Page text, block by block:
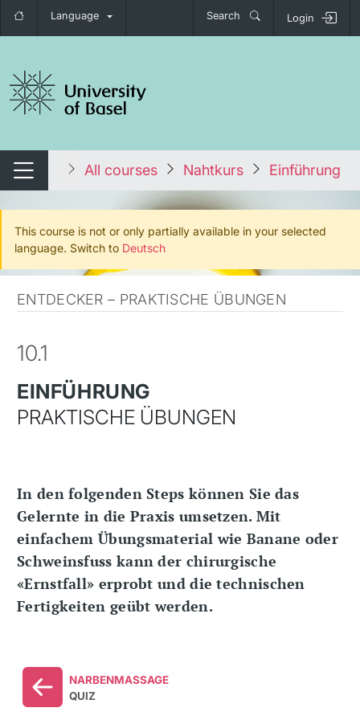
Language Search Login
navigation
Switch navigation
tales All courses Nahtkurs Einführung
This course is not or only partially available in your selected
language. Switch to Deutsch
ENTDECKER – PRAKTISCHE ÜBUNGEN
10.1
EINFÜHRUNG
PRAKTISCHE ÜBUNGEN
In den folgenden Steps können Sie das
Gelernte in die Praxis umsetzen. Mit
einfachem Übungsmaterial wie Banane oder
Schweinsfuss kann der chirurgische
«Ernstfall» erprobt und die technischen
Fertigkeiten geübt werden.
NARBENMASSAGE
QUIZ